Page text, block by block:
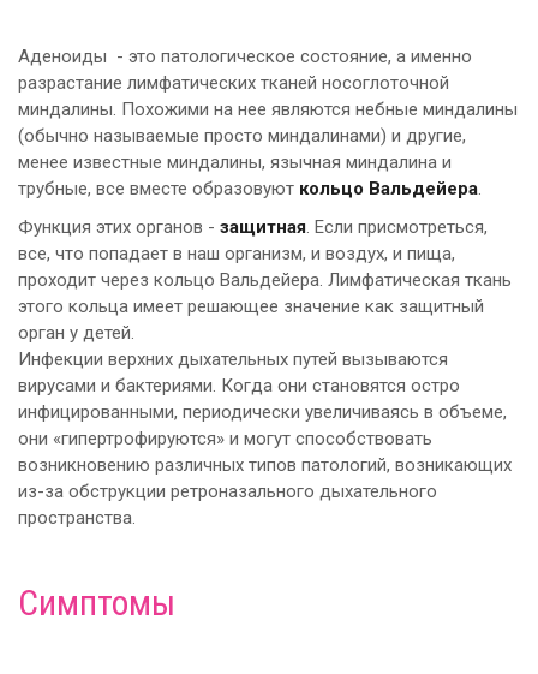
Аденоиды - это патологическое состояние, а именно
разрастание лимфатических тканей носоглоточной
миндалины. Похожими на нее являются небные миндалины
(обычно называемые просто миндалинами) и другие,
менее известные миндалины, язычная миндалина и
трубные, все вместе образовуют кольцо Вальдейера
Функция этих органов - защитная . Если присмотреться,
все, что попадает в наш организм, и воздух, и пища,
проходит через кольцо Вальдейера. Лимфатическая ткань
этого кольца имеет решающее значение как защитный
орган у детей.
Инфекции верхних дыхательных путей вызываются
вирусами и бактериями. Когда они становятся остро
инфицированными, периодически увеличиваясь в объеме,
они «гипертрофируются» и могут способствовать
возникновению различных типов патологий, возникающих
из-за обструкции ретроназального дыхательного
пространства.
Симптомы